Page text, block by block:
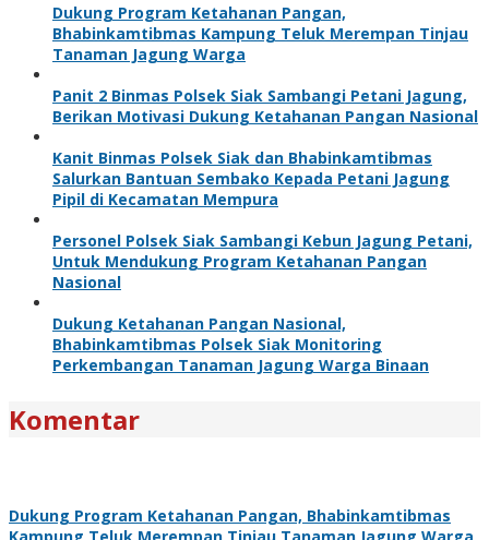
Dukung Program Ketahanan Pangan,
Bhabinkamtibmas Kampung Teluk Merempan Tinjau
Tanaman Jagung Warga
Panit 2 Binmas Polsek Siak Sambangi Petani Jagung,
Berikan Motivasi Dukung Ketahanan Pangan Nasional
Kanit Binmas Polsek Siak dan Bhabinkamtibmas
Salurkan Bantuan Sembako Kepada Petani Jagung
Pipil di Kecamatan Mempura
Personel Polsek Siak Sambangi Kebun Jagung Petani,
Untuk Mendukung Program Ketahanan Pangan
Nasional
Dukung Ketahanan Pangan Nasional,
Bhabinkamtibmas Polsek Siak Monitoring
Perkembangan Tanaman Jagung Warga Binaan
Komentar
Dukung Program Ketahanan Pangan, Bhabinkamtibmas